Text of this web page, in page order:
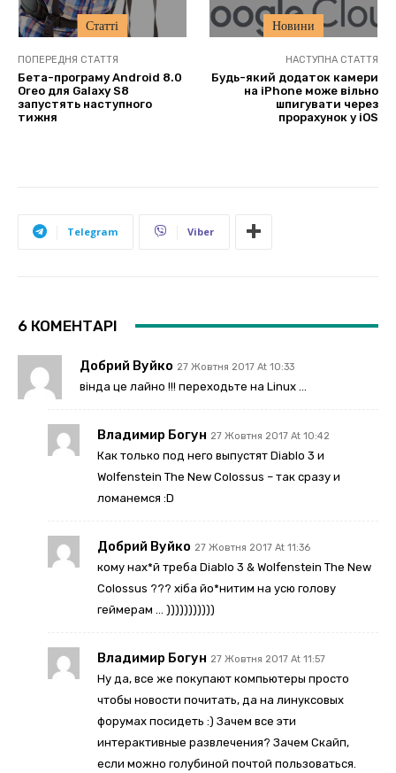
Статті Новини
ПОПЕРЕДНЯ СТАТТЯ
Бета-програму Android 8.0
Oreo для Galaxy S8
запустять наступного
тижня
НАСТУПНА СТАТТЯ
Будь-який додаток камери
на iPhone може вільно
шпигувати через
прорахунок у iOS
Telegram Viber
6 КОМЕНТАРІ
Добрий Вуйко 27 Жовтня 2017 At 10:33
вінда це лайно !!! переходьте на Linux …
Владимир Богун 27 Жовтня 2017 At 10:42
Как только под него выпустят Diablo 3 и
Wolfenstein The New Colossus – так сразу и
ломанемся :D
Добрий Вуйко 27 Жовтня 2017 At 11:36
кому нах*й треба Diablo 3 & Wolfenstein The New
Colossus ??? хіба йо*нитим на усю голову
геймерам … )))))))))))
Владимир Богун 27 Жовтня 2017 At 11:57
Ну да, все же покупают компьютеры просто
чтобы новости почитать, да на линуксовых
форумах посидеть :) Зачем все эти
интерактивные развлечения? Зачем Скайп,
если можно голубиной почтой пользоваться.